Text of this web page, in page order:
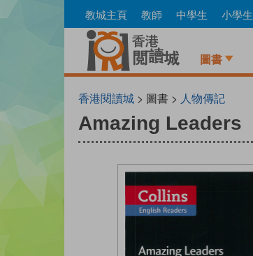
to
教城主頁 教師 中學生 小學生
圖書
香港閱讀城> 圖書 > 人物傳記
Amazing Leaders